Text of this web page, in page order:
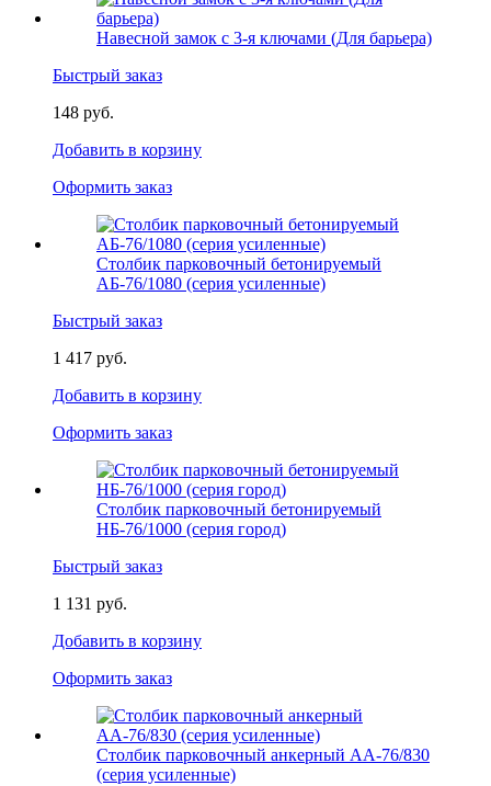
Навесной замок с 3-я ключами (Для барьера)
Быстрый заказ
148 руб.
Добавить в корзину
Оформить заказ
Столбик парковочный бетонируемый
АБ-76/1080 (серия усиленные)
Быстрый заказ
1 417 руб.
Добавить в корзину
Оформить заказ
Столбик парковочный бетонируемый
НБ-76/1000 (серия город)
Быстрый заказ
1 131 руб.
Добавить в корзину
Оформить заказ
Столбик парковочный анкерный АА-76/830
(серия усиленные)